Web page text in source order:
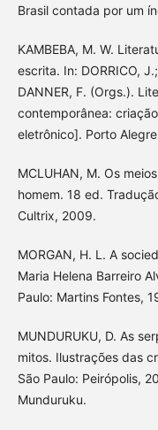
Brasil contada por um
KAMBEBA, M. W.
escrita. In: DORRICO,
DANNER, F. (Orgs.).
contemporânea:
eletrônico]. Porto
MCLUHAN, M. Os
homem. 18 ed.
Cultrix, 2009.
MORGAN, H. L. A
Maria Helena Barreiro
Paulo: Martins Fontes,
MUNDURUKU, D. As
mitos. Ilustrações das
São Paulo: Peirópolis,
Munduruku.